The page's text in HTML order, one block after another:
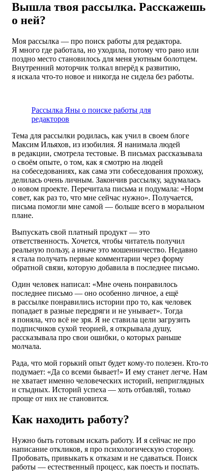
Вышла твоя рассылка. Расскажешь
о ней?
Моя рассылка — про поиск работы для редактора.
Я много где работала, но уходила, потому что рано или
поздно место становилось для меня уютным болотцем.
Внутренний моторчик толкал вперёд к развитию,
я искала что-то новое и никогда не сидела без работы.
Рассылка Яны о поиске работы для
редакторов
Тема для рассылки родилась, как учил в своем блоге
Максим Ильяхов, из изобилия. Я нанимала людей
в редакции, смотрела тестовые. В письмах рассказывала
о своём опыте, о том, как я смотрю на людей
на собеседованиях, как сама эти собеседования прохожу,
делилась очень личным. Закончив рассылку, задумалась
о новом проекте. Перечитала письма и подумала: «Норм
совет, как раз то, что мне сейчас нужно». Получается,
письма помогли мне самой — больше всего в моральном
плане.
Выпускать свой платный продукт — это
ответственность. Хочется, чтобы читатель получил
реальную пользу, а иначе это мошенничество. Недавно
я стала получать первые комментарии через форму
обратной связи, которую добавила в последнее письмо.
Один человек написал: «Мне очень понравилось
последнее письмо — оно особенно личное, а ещё
в рассылке понравились истории про то, как человек
попадает в разные передряги и не унывает». Тогда
я поняла, что всё не зря. Я не ставила цели загрузить
подписчиков сухой теорией, я открывала душу,
рассказывала про свои ошибки, о которых раньше
молчала.
Рада, что мой горький опыт будет кому-то полезен. Кто-то
подумает: «Да со всеми бывает!» И ему станет легче. Нам
не хватает именно человеческих историй, неприглядных
и стыдных. Историй успеха — хоть отбавляй, только
проще от них не становится.
Как находить работу?
Нужно быть готовым искать работу. И я сейчас не про
написание откликов, я про психологическую сторону.
Пробовать, привыкать к отказам и не сдаваться. Поиск
работы — естественный процесс, как поесть и поспать.